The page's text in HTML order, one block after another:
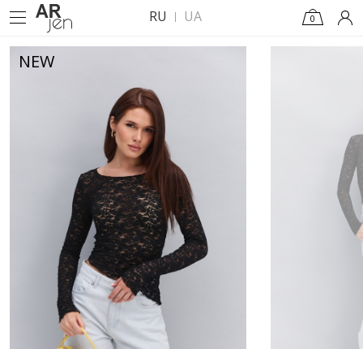
RU UA 0
NEW